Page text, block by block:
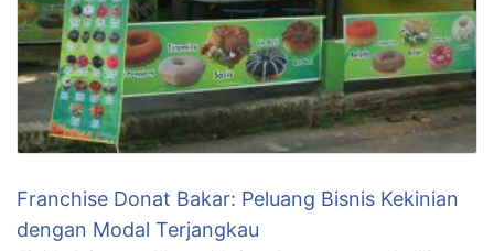
Franchise Donat Bakar: Peluang Bisnis Kekinian
dengan Modal Terjangkau